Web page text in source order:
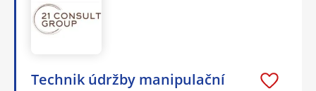
Technik údržby manipulační